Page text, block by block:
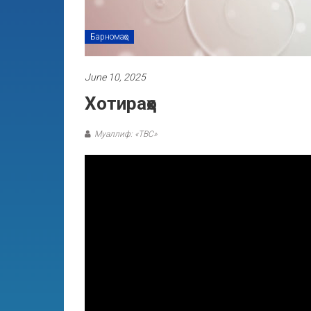
Барномаҳо
June 10, 2025
Хотираҳо
Муаллиф: «ТВС»